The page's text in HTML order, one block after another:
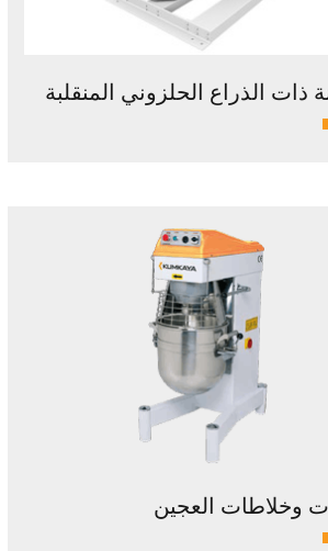
ذات الذراع الحلزوني المنقلبة
وخلاطات العجين